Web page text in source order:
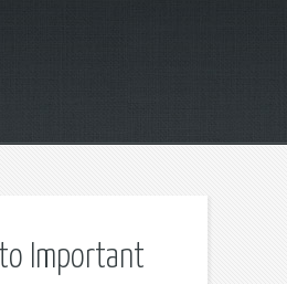
Important